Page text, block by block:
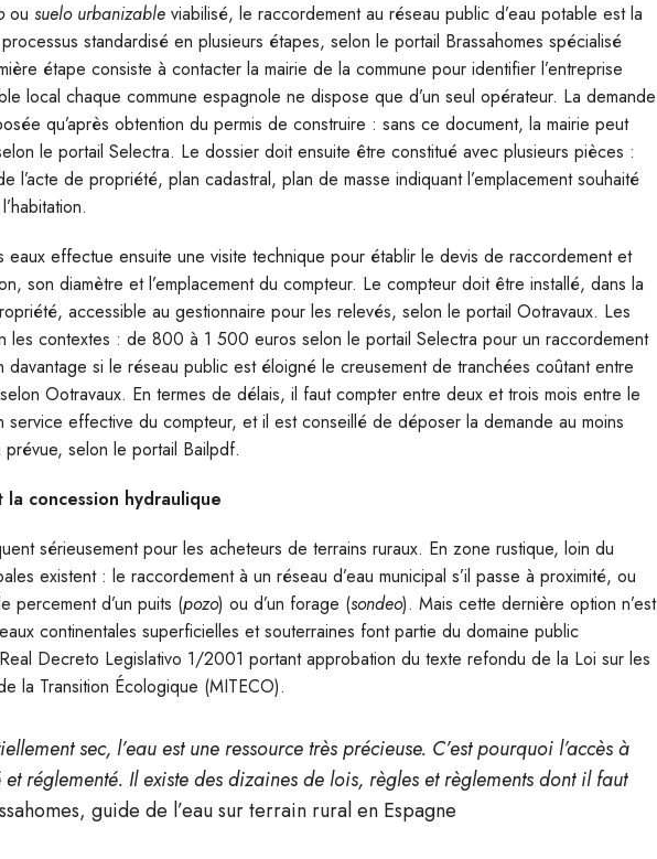
ou suelo urbanizable viabilisé, le raccordement au réseau public d’eau potable est la
standardisé en plusieurs étapes, selon le portail Brassahomes spécialisé
étape consiste à contacter la mairie de la commune pour identifier l’entreprise
local chaque commune espagnole ne dispose que d’un seul opérateur. La demande
qu’après obtention du permis de construire : sans ce document, la mairie peut
le portail Selectra. Le dossier doit ensuite être constitué avec plusieurs pièces :
l’acte de propriété, plan cadastral, plan de masse indiquant l’emplacement souhaité
eaux effectue ensuite une visite technique pour établir le devis de raccordement et
son diamètre et l’emplacement du compteur. Le compteur doit être installé, dans la
accessible au gestionnaire pour les relevés, selon le portail Ootravaux. Les
les contextes : de 800 à 1 500 euros selon le portail Selectra pour un raccordement
davantage si le réseau public est éloigné le creusement de tranchées coûtant entre
Ootravaux. En termes de délais, il faut compter entre deux et trois mois entre le
effective du compteur, et il est conseillé de déposer la demande au moins
selon le portail Bailpdf.
concession hydraulique
sérieusement pour les acheteurs de terrains ruraux. En zone rustique, loin du
existent : le raccordement à un réseau d’eau municipal s’il passe à proximité, ou
percement d’un puits (pozo) ou d’un forage (sondeo). Mais cette dernière option n’est
continentales superficielles et souterraines font partie du domaine public
Decreto Legislativo 1/2001 portant approbation du texte refondu de la Loi sur les
la Transition Écologique (MITECO).
sec, l’eau est une ressource très précieuse. C’est pourquoi l’accès à
et réglementé. Il existe des dizaines de lois, règles et règlements dont il faut
guide de l’eau sur terrain rural en Espagne